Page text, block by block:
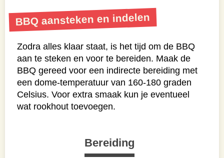
BBQ aansteken en indelen
Zodra alles klaar staat, is het tijd om de BBQ
aan te steken en voor te bereiden. Maak de
BBQ gereed voor een indirecte bereiding met
een dome-temperatuur van 160-180 graden
Celsius. Voor extra smaak kun je eventueel
wat rookhout toevoegen.
Bereiding